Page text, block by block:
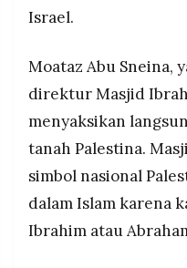
Israel.
Moataz Abu Sneina,
direktur Masjid
menyaksikan
tanah Palestina.
simbol nasional
dalam Islam karena
Ibrahim atau